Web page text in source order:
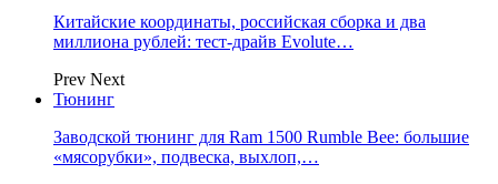
Китайские координаты, российская сборка и два
миллиона рублей: тест-драйв Evolute…
Prev Next
Тюнинг
Заводской тюнинг для Ram 1500 Rumble Bee: большие
«мясорубки», подвеска, выхлоп,…